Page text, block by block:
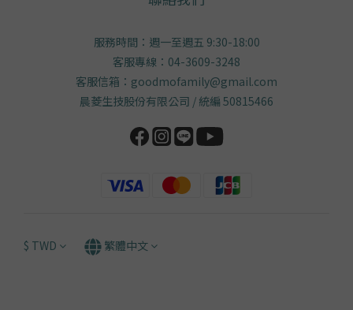
服務時間：週一至週五 9:30-18:00
客服專線：04-3609-3248
客服信箱：goodmofamily@gmail.com
晨菱生技股份有限公司 / 統編 50815466
$ TWD 繁體中文